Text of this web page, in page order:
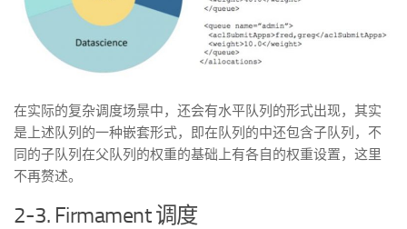
在实际的复杂调度场景中，还会有水平队列的形式出现，其实
是上述队列的一种嵌套形式，即在队列的中还包含子队列，不
同的子队列在父队列的权重的基础上有各自的权重设置，这里
不再赘述。
2-3. Firmament 调度